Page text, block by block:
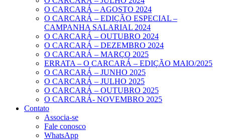
O CARCARÁ – AGOSTO 2024
O CARCARÁ – EDIÇÃO ESPECIAL –
CAMPANHA SALARIAL 2024
O CARCARÁ – OUTUBRO 2024
O CARCARÁ – DEZEMBRO 2024
O CARCARÁ – MARÇO 2025
ERRATA – O CARCARÁ – EDIÇÃO MAIO/2025
O CARCARÁ – JUNHO 2025
O CARCARÁ – JULHO 2025
O CARCARÁ – OUTUBRO 2025
O CARCARÁ- NOVEMBRO 2025
Contato
Associa-se
Fale conosco
WhatsApp